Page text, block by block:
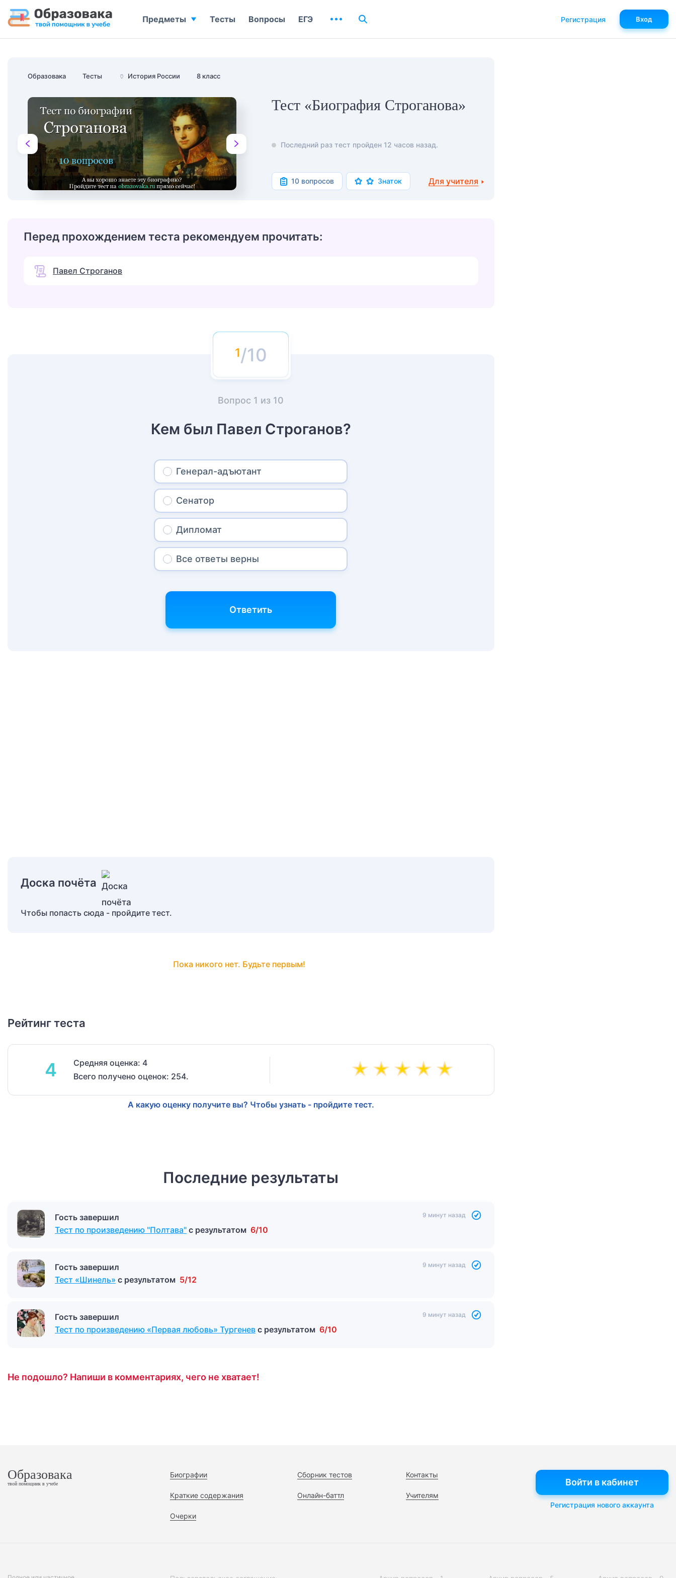
Образовака Тесты 🏺 История России 8 класс
Тест «Биография Строганова»
Последний раз тест пройден 12 часов назад.
10 вопросов Знаток Для учителя
Перед прохождением теста рекомендуем прочитать:
Павел Строганов
/10
Вопрос 1 из 10
Кем был Павел Строганов?
Генерал-адъютант
Сенатор
Дипломат
Все ответы верны
Ответить
Доска почёта
Чтобы попасть сюда - пройдите тест.
Пока никого нет. Будьте первым!
Рейтинг теста
4
Средняя оценка: 4
Всего получено оценок: 254.
А какую оценку получите вы? Чтобы узнать - пройдите тест.
Последние результаты
Гость завершил
Тест по произведению "Полтава" с результатом 6/10
9 минут назад
Гость завершил
Тест «Шинель» с результатом 5/12
9 минут назад
Гость завершил
Тест по произведению «Первая любовь» Тургенев с результатом 6/10
9 минут назад
Не подошло? Напиши в комментариях, чего не хватает!
Предметы Тесты Вопросы ЕГЭ Регистрация Вход
Образовака
твой помощник в учебе
Биографии
Краткие содержания
Очерки
Сборник тестов
Онлайн-баттл
Контакты
Учителям
Войти в кабинет
Регистрация нового аккаунта